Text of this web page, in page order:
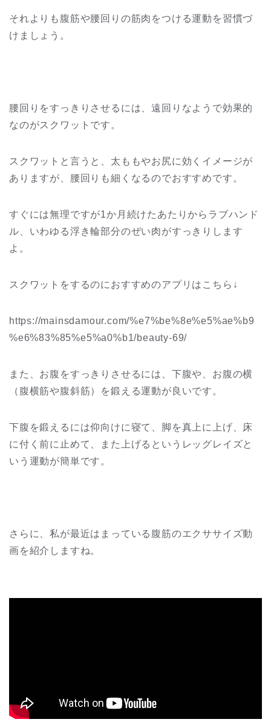
それよりも腹筋や腰回りの筋肉をつける運動を習慣づ
けましょう。
腰回りをすっきりさせるには、遠回りなようで効果的
なのがスクワットです。
スクワットと言うと、太ももやお尻に効くイメージが
ありますが、腰回りも細くなるのでおすすめです。
すぐには無理ですが1か月続けたあたりからラブハンド
ル、いわゆる浮き輪部分のぜい肉がすっきりします
よ。
スクワットをするのにおすすめのアプリはこちら↓
https://mainsdamour.com/%e7%be%8e%e5%ae%b9
%e6%83%85%e5%a0%b1/beauty-69/
また、お腹をすっきりさせるには、下腹や、お腹の横
（腹横筋や腹斜筋）を鍛える運動が良いです。
下腹を鍛えるには仰向けに寝て、脚を真上に上げ、床
に付く前に止めて、また上げるというレッグレイズと
いう運動が簡単です。
さらに、私が最近はまっている腹筋のエクササイズ動
画を紹介しますね。